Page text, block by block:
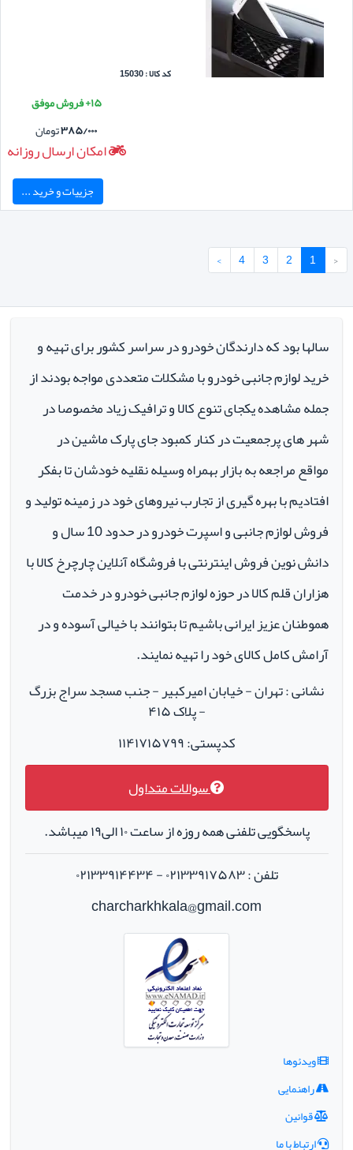
کد کالا : 15030
۱۵+ فروش موفق
۳۸۵/۰۰۰تومان
امکان ارسال روزانه
جزییات و خرید ...
‹
1
2
3
4
›
سالها بود که دارندگان خودرو در سراسر کشور برای تهیه و
خرید لوازم جانبی خودرو با مشکلات متعددی مواجه بودند از
جمله مشاهده یکجای تنوع کالا و ترافیک زیاد مخصوصا در
شهر های پرجمعیت در کنار کمبود جای پارک ماشین در
مواقع مراجعه به بازار بهمراه وسیله نقلیه خودشان تا بفکر
افتادیم با بهره گیری از تجارب نیروهای خود در زمینه تولید و
فروش لوازم جانبی و اسپرت خودرو در حدود 10 سال و
دانش نوین فروش اینترنتی با فروشگاه آنلاین چارچرخ کالا با
هزاران قلم کالا در حوزه لوازم جانبی خودرو در خدمت
هموطنان عزیز ایرانی باشیم تا بتوانند با خیالی آسوده و در
آرامش کامل کالای خود را تهیه نمایند.
نشانی : تهران - خیابان امیرکبیر - جنب مسجد سراج بزرگ
- پلاک ۴۱۵
کدپستی: ۱۱۴۱۷۱۵۷۹۹
سوالات متداول
پاسخگویی تلفنی همه روزه از ساعت ۱۰ الی۱۹ میباشد.
تلفن : ۰۲۱۳۳۹۱۷۵۸۳ - ۰۲۱۳۳۹۱۴۴۳۴
charcharkhkala@gmail.com
ویدئوها
راهنمایی
قوانین
ارتباط با ما